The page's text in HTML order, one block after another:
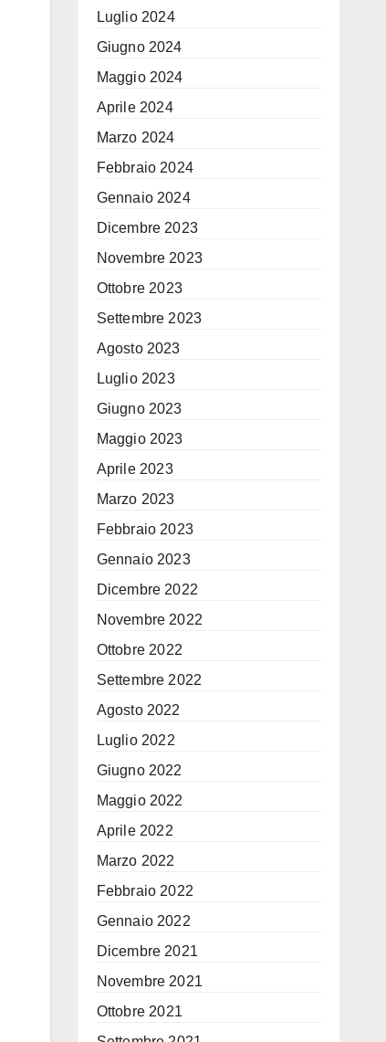
Luglio 2024
Giugno 2024
Maggio 2024
Aprile 2024
Marzo 2024
Febbraio 2024
Gennaio 2024
Dicembre 2023
Novembre 2023
Ottobre 2023
Settembre 2023
Agosto 2023
Luglio 2023
Giugno 2023
Maggio 2023
Aprile 2023
Marzo 2023
Febbraio 2023
Gennaio 2023
Dicembre 2022
Novembre 2022
Ottobre 2022
Settembre 2022
Agosto 2022
Luglio 2022
Giugno 2022
Maggio 2022
Aprile 2022
Marzo 2022
Febbraio 2022
Gennaio 2022
Dicembre 2021
Novembre 2021
Ottobre 2021